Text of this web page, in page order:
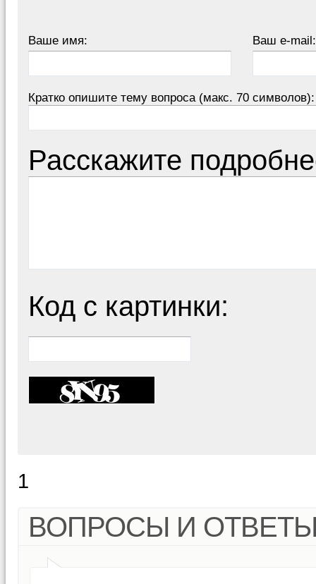
Ваше имя: Ваш e-mail:
Кратко опишите тему вопроса (макс. 70 символов):
Расскажите
Код с картинки:
1
ВОПРОСЫ И